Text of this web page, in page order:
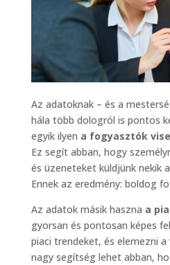
Az adatoknak – és a
hála több dologról is pontos
egyik ilyen a fogyasztók
Ez segít abban, hogy
és üzeneteket küldjünk nekik
Ennek az eredmény: boldog
Az adatok másik haszna a
gyorsan és pontosan képes
piaci trendeket, és elemezni a
nagy segítség lehet abban,